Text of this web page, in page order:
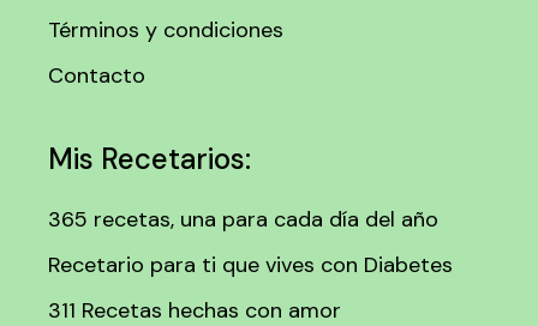
Términos y condiciones
Contacto
Mis Recetarios:
365 recetas, una para cada día del año
Recetario para ti que vives con Diabetes
311 Recetas hechas con amor